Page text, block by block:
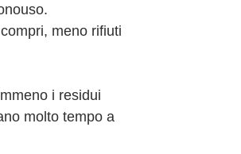
meno rifiuti
i residui
molto tempo a